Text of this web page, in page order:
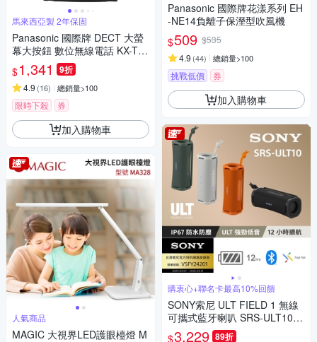
馬來西亞製 2年保固
Panasonic 國際牌 DECT 大螢
幕大按鈕 數位無線電話 KX-TG
U110
$1,341 9折
4.9 (16) 總銷量>100
限時下殺 券
加入購物車
人氣商品
MAGIC 大視界LED護眼檯燈 M
Panasonic 國際牌花漾系列 EH
-NE14負離子保溼型吹風機
$509 $535
4.9 (44) 總銷量>100
挑戰低價 券
加入購物車
購衷心+聯名卡最高10%回饋
SONY索尼 ULT FIELD 1 無線
可攜式藍牙喇叭 SRS-ULT10
公司貨 保固12個月
$3,229 89折